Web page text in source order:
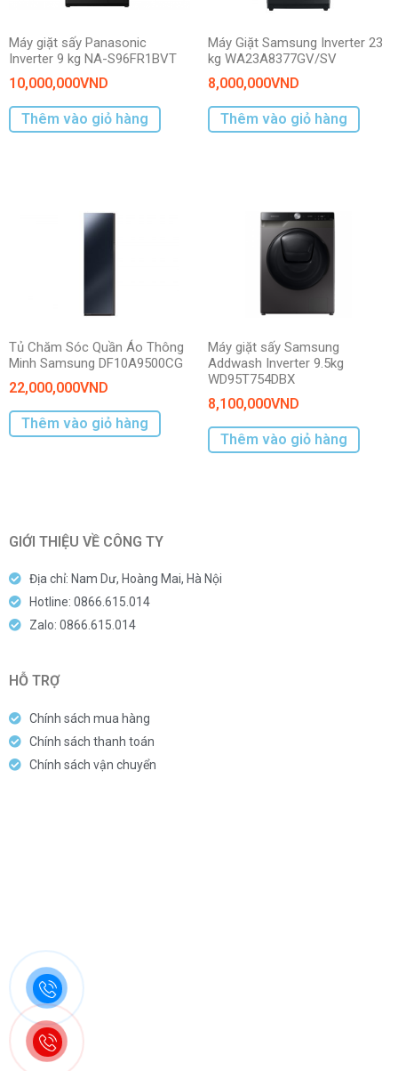
Máy giặt sấy Panasonic
Inverter 9 kg NA-S96FR1BVT
10,000,000VND
Thêm vào giỏ hàng
Máy Giặt Samsung Inverter 23
kg WA23A8377GV/SV
8,000,000VND
Thêm vào giỏ hàng
Tủ Chăm Sóc Quần Áo Thông
Minh Samsung DF10A9500CG
22,000,000VND
Thêm vào giỏ hàng
Máy giặt sấy Samsung
Addwash Inverter 9.5kg
WD95T754DBX
8,100,000VND
Thêm vào giỏ hàng
GIỚI THIỆU VỀ CÔNG TY
Địa chỉ: Nam Dư, Hoàng Mai, Hà Nội
Hotline: 0866.615.014
Zalo: 0866.615.014
HỖ TRỢ
Chính sách mua hàng
Chính sách thanh toán
Chính sách vận chuyển